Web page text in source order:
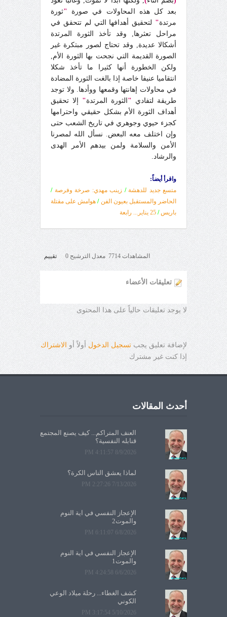
بعد كل هذه المحاولات في صورة "ثورة
مرتدة" لتحقيق أهدافها التي لم تتحقق في
مراحل تعثرها, وقد تأخذ الثورة المرتدة
أشكالا عديدة, وقد تحتاج لصور مبتكرة غير
الصورة القديمة التي نجحت بها الثورة الأم,
ولكن الخطورة أنها كثيرا ما تأخذ شكلا
انتقاميا عنيفا خاصة إذا بالغت الثورة المضادة
في محاولات إهانتها وقمعها ووأدها. ولا توجد
طريقة لتفادي " الثورة المرتدة" إلا تحقيق
أهداف الثورة الأم بشكل حقيقي واحترامها
كجزء حيوي وجوهري في تاريخ الشعب حتى
وإن اختلف معه البعض. نسأل الله لمصرنا
الأمن والسلامة ولمن بيدهم الأمر الهدى
والرشاد.
واقرأ أيضاً:
متسع جديد للدهشة / زينب مهدي: صرخة وفرصة /
الحاضر والمستقبل بعيون الفن / هوامش على مقتلة
باريس / 25 يناير... رابعة
المشاهدات 7714 معدل الترشيح 0 تقييم
تعليقات الأعضاء
لا يوجد تعليقات حالياً على هذا المحتوى
لإضافة تعليق يجب تسجيل الدخول أولاً أو
الاشتراك
إذا كنت غير مشترك
أحدث المقالات
العنف المتراكم... كيف يصنع المجتمع
قنابله النفسية؟
8/9/2026 4:11:57 PM
لماذا يعشق الناس الكرة؟
7/13/2026 2:27:26 PM
الإعجاز النفسي في آية النوم
والموت2
6/8/2026 6:11:07 PM
الإعجاز النفسي في آية النوم
والموت1
6/6/2026 4:24:58 PM
كشف الغطاء... رحلة ميلاد الوعي
الكوني
5/10/2026 3:17:54 PM